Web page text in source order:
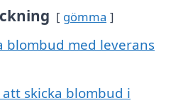
gömma
blombud med leverans
skicka blombud i